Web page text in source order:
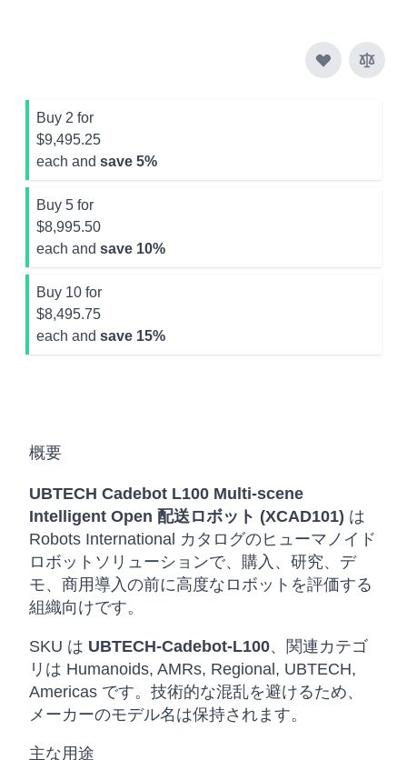
Buy 2 for
$9,495.25
each and save 5%
Buy 5 for
$8,995.50
each and save 10%
Buy 10 for
$8,495.75
each and save 15%
概要
UBTECH Cadebot L100 Multi-scene
Intelligent Open 配送ロボット (XCAD101) は
Robots International カタログのヒューマノイド
ロボットソリューションで、購入、研究、デ
モ、商用導入の前に高度なロボットを評価する
組織向けです。
SKU は UBTECH-Cadebot-L100、関連カテゴ
リは Humanoids, AMRs, Regional, UBTECH,
Americas です。技術的な混乱を避けるため、
メーカーのモデル名は保持されます。
主な用途